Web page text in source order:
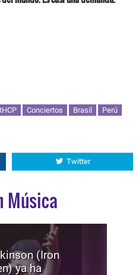
Conciertos Brasil Perú
Twitter
Música
(Iron
ya ha